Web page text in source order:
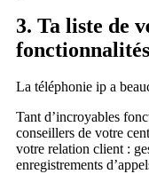
3. Ta liste de
La téléphonie ip a
Tant d’incroyables
conseillers de votre
votre relation client :
enregistrements